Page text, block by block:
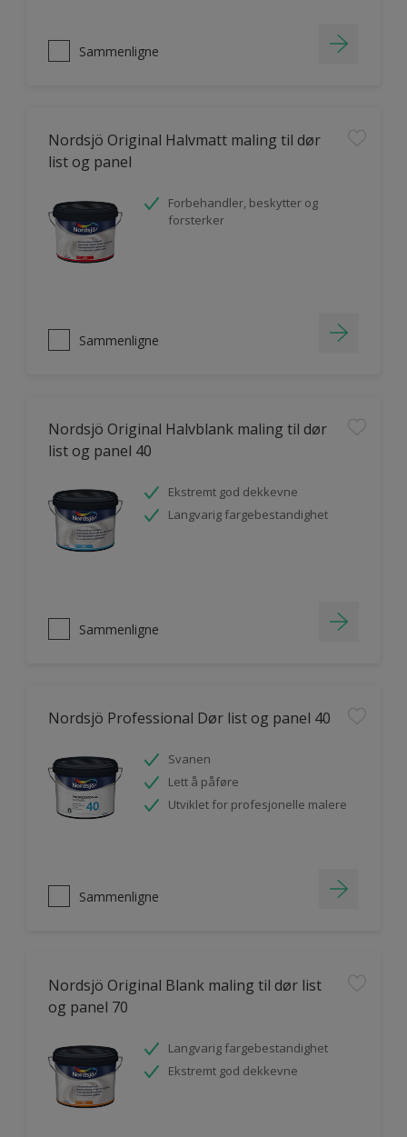
Sammenligne
Nordsjö Original Halvmatt maling til dør
list og panel
Forbehandler, beskytter og
forsterker
Sammenligne
Nordsjö Original Halvblank maling til dør
list og panel 40
Ekstremt god dekkevne
Langvarig fargebestandighet
Sammenligne
Nordsjö Professional Dør list og panel 40
Svanen
Lett å påføre
Utviklet for profesjonelle malere
Sammenligne
Nordsjö Original Blank maling til dør list
og panel 70
Langvarig fargebestandighet
Ekstremt god dekkevne